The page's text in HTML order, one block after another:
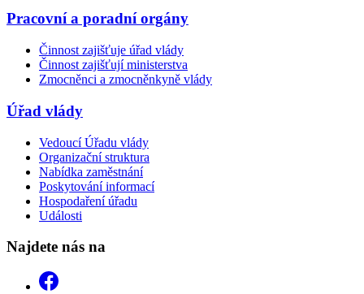
Pracovní a poradní orgány
Činnost zajišťuje úřad vlády
Činnost zajišťují ministerstva
Zmocněnci a zmocněnkyně vlády
Úřad vlády
Vedoucí Úřadu vlády
Organizační struktura
Nabídka zaměstnání
Poskytování informací
Hospodaření úřadu
Události
Najdete nás na